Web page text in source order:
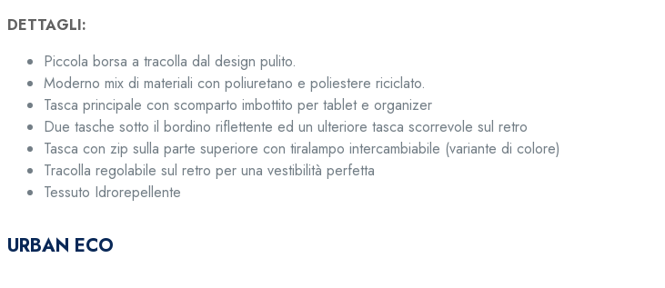
DETTAGLI:
Piccola borsa a tracolla dal design pulito.
Moderno mix di materiali con poliuretano e poliestere riciclato.
Tasca principale con scomparto imbottito per tablet e organizer
Due tasche sotto il bordino riflettente ed un ulteriore tasca scorrevole sul retro
Tasca con zip sulla parte superiore con tiralampo intercambiabile (variante di colore)
Tracolla regolabile sul retro per una vestibilità perfetta
Tessuto Idrorepellente
URBAN ECO